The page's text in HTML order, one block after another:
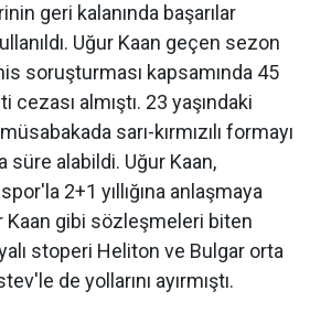
geri kalanında başarılar
Uğur Kaan geçen sezon
soruşturması kapsamında 45
almıştı. 23 yaşındaki
sarı-kırmızılı formayı
süre alabildi. Uğur Kaan,
2+1 yıllığına anlaşmaya
Kaan gibi sözleşmeleri biten
stoperi Heliton ve Bulgar orta
de yollarını ayırmıştı.